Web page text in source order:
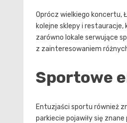
Oprócz wielkiego koncertu,
kolejne sklepy i
zarówno lokale serwujące
z zainteresowaniem
Sportowe
Entuzjaści sportu również
parkiecie pojawiły się